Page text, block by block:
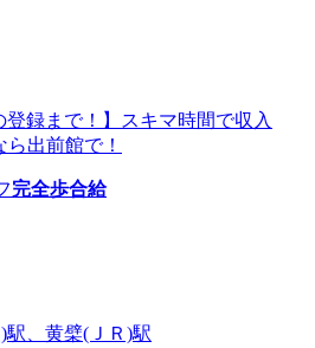
登録まで！】スキマ時間で収入
出前館で！
完全歩合給
駅、黄檗(ＪＲ)駅